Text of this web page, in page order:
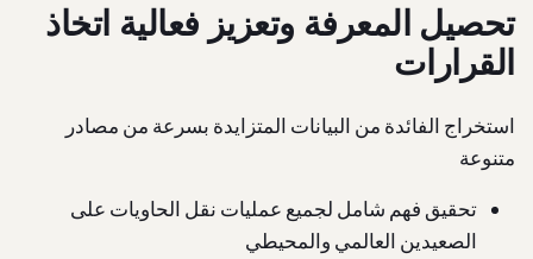
تحصيل المعرفة وتعزيز فعالية اتخاذ
القرارات
استخراج الفائدة من البيانات المتزايدة بسرعة من مصادر
متنوعة
تحقيق فهم شامل لجميع عمليات نقل الحاويات على
الصعيدين العالمي والمحيطي